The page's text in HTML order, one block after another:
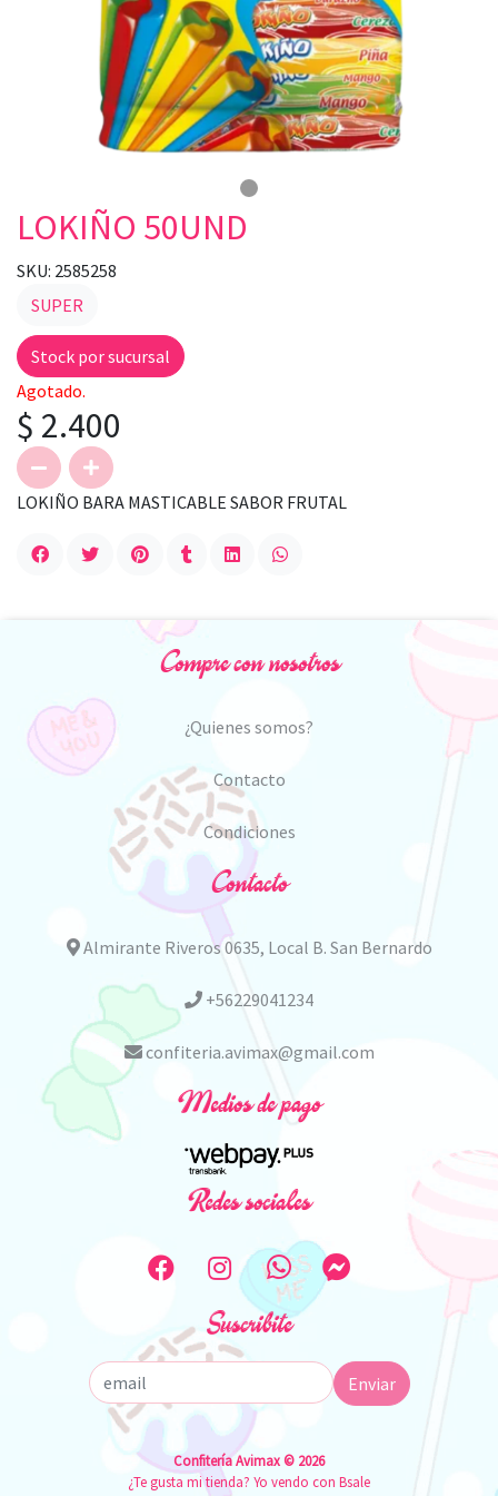
LOKIÑO 50UND
SKU: 2585258
SUPER
Stock por sucursal
Agotado.
$ 2.400
LOKIÑO BARA MASTICABLE SABOR FRUTAL
Compre con nosotros
¿Quienes somos?
Contacto
Condiciones
Contacto
Almirante Riveros 0635, Local B. San Bernardo
+56229041234
confiteria.avimax@gmail.com
Medios de pago
Redes sociales
Suscribite
Enviar
Confitería Avimax © 2026
¿Te gusta mi tienda? Yo vendo con Bsale